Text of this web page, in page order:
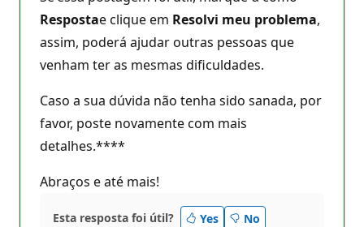
Respostae clique em Resolvi meu problema,
assim, poderá ajudar outras pessoas que
venham ter as mesmas dificuldades.
Caso a sua dúvida não tenha sido sanada, por
favor, poste novamente com mais
detalhes.****
Abraços e até mais!
Esta resposta foi útil? Yes No